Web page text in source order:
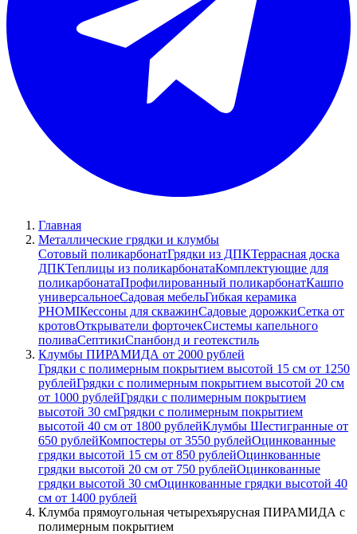
Главная
Металлические грядки и клумбы
Сотовый поликарбонатГрядки из ДПКТеррасная доска
ДПКТеплицы из поликарбонатаКомплектующие для
поликарбонатаПрофилированный поликарбонатКашпо
универсальноеСадовая мебельГибкая керамика
PHOMIКессоны для скважинСадовые дорожкиСетка от
кротовОткрыватели форточекСистемы капельного
поливаСептикиСпанбонд и геотекстиль
Клумбы ПИРАМИДА от 2000 рублей
Грядки с полимерным покрытием высотой 15 см от 1250
рублейГрядки с полимерным покрытием высотой 20 см
от 1000 рублейГрядки с полимерным покрытием
высотой 30 смГрядки с полимерным покрытием
высотой 40 см от 1800 рублейКлумбы Шестигранные от
650 рублейКомпостеры от 3550 рублейОцинкованные
грядки высотой 15 см от 850 рублейОцинкованные
грядки высотой 20 см от 750 рублейОцинкованные
грядки высотой 30 смОцинкованные грядки высотой 40
см от 1400 рублей
Клумба прямоугольная четырехъярусная ПИРАМИДА с
полимерным покрытием